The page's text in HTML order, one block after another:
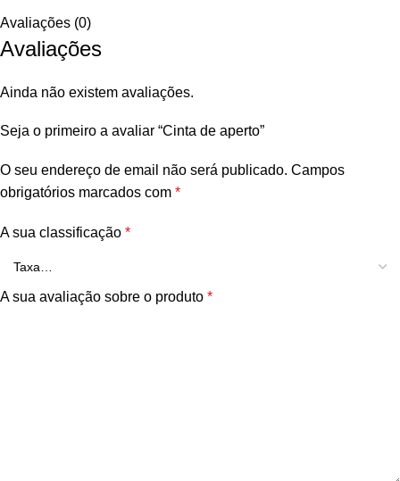
Avaliações (0)
Avaliações
Ainda não existem avaliações.
Seja o primeiro a avaliar “Cinta de aperto”
O seu endereço de email não será publicado. Campos
obrigatórios marcados com *
A sua classificação *
A sua avaliação sobre o produto *